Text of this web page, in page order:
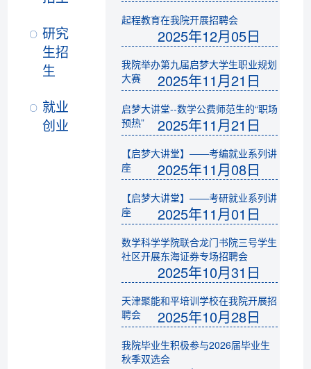
研究
生招
生
就业
创业
起程教育在我院开展招聘会
2025年12月05日
我院举办第九届启梦大学生职业规划
大赛
2025年11月21日
启梦大讲堂--数学公费师范生的“职场
预热”
2025年11月21日
【启梦大讲堂】——考编就业系列讲
座
2025年11月08日
【启梦大讲堂】——考研就业系列讲
座
2025年11月01日
数学科学学院联合龙门书院三号学生
社区开展东海证券专场招聘会
2025年10月31日
天津聚能和平培训学校在我院开展招
聘会
2025年10月28日
我院毕业生积极参与2026届毕业生
秋季双选会